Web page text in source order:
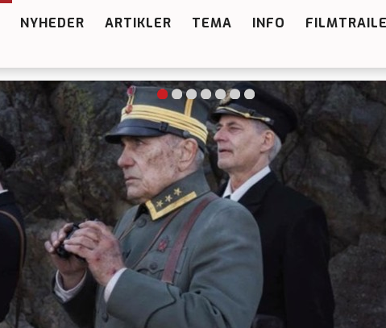
NYHEDER ARTIKLER TEMA INFO